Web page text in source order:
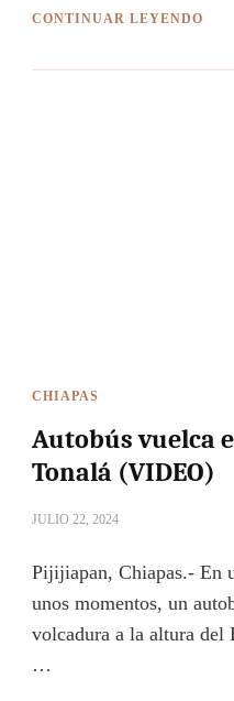
CONTINUAR LEYENDO
CHIAPAS
Autobús vuelca
Tonalá (VIDEO)
JULIO 22, 2024
Pijijiapan, Chiapas.- En
unos momentos, un
volcadura a la altura del
…